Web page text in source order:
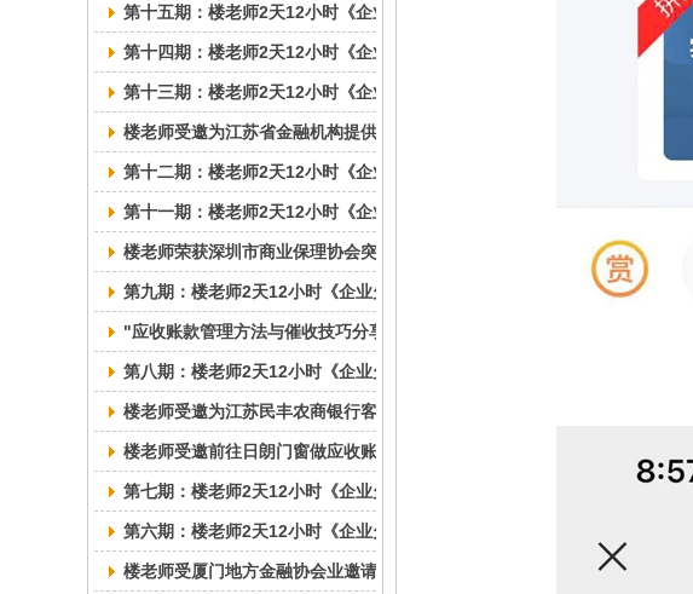
第十五期：楼老师2天12小时《企业应收账款催收与风险防控训练营》线下培
第十四期：楼老师2天12小时《企业欠款催收与风险防控训练营》线下培训
第十三期：楼老师2天12小时《企业欠款催收与风险防控训练营》线下培训
楼老师受邀为江苏省金融机构提供线下“实战催收技巧”培训圆满完成
第十二期：楼老师2天12小时《企业欠款催收与风险防控训练营》线下培训顺
第十一期：楼老师2天12小时《企业欠款催收与风险防控训练营》线下培训顺
楼老师荣获深圳市商业保理协会突出贡献奖 ！
第九期：楼老师2天12小时《企业欠款催收与风险防控训练营》线上培训顺利
"应收账款管理方法与催收技巧分享"线上讲座成功举行
第八期：楼老师2天12小时《企业欠款催收与风险防控训练营》线上培训顺利
楼老师受邀为江苏民丰农商银行客户经理做不良贷款催收技巧培训
楼老师受邀前往日朗门窗做应收账款调研指导工作
第七期：楼老师2天12小时《企业欠款催收与风险防控训练营》线上培训顺利
第六期：楼老师2天12小时《企业欠款回收与风险防控训练营》线上培训顺利
楼老师受厦门地方金融协会业邀请为当地小微金融机构提供风险控制技巧讲座